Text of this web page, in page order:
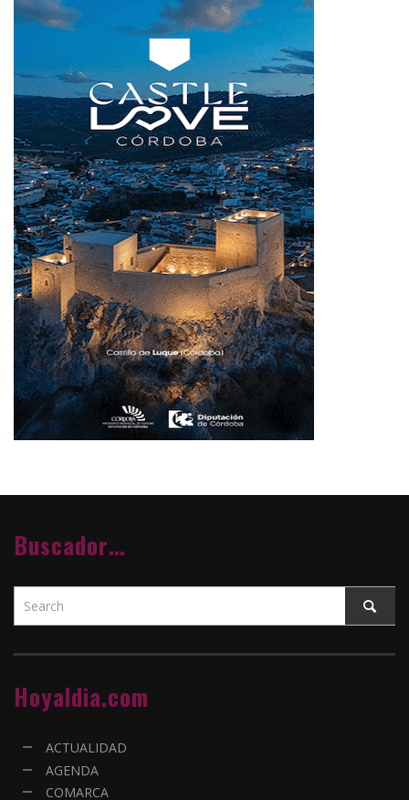
Buscador…
Hoyaldia.com
ACTUALIDAD
AGENDA
COMARCA